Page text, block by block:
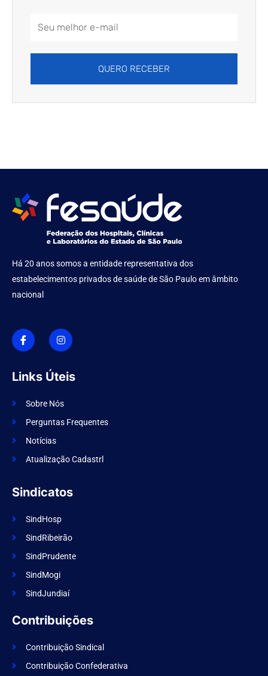
QUERO RECEBER
Há 20 anos somos a entidade representativa dos
estabelecimentos privados de saúde de São Paulo em âmbito
nacional
I
c
o
n
f
a
e
o
k
I
n
s
t
g
r
m
Links Úteis
Sobre Nós
Perguntas Frequentes
Notícias
Atualização Cadastrl
Sindicatos
SindHosp
SindRibeirão
SindPrudente
SindMogi
SindJundiaí
Contribuições
Contribuição Sindical
Contribuição Confederativa